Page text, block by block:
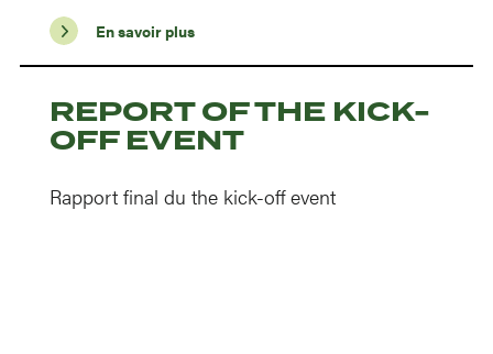
En savoir plus
REPORT OF THE KICK-
OFF EVENT
Rapport final du the kick-off event